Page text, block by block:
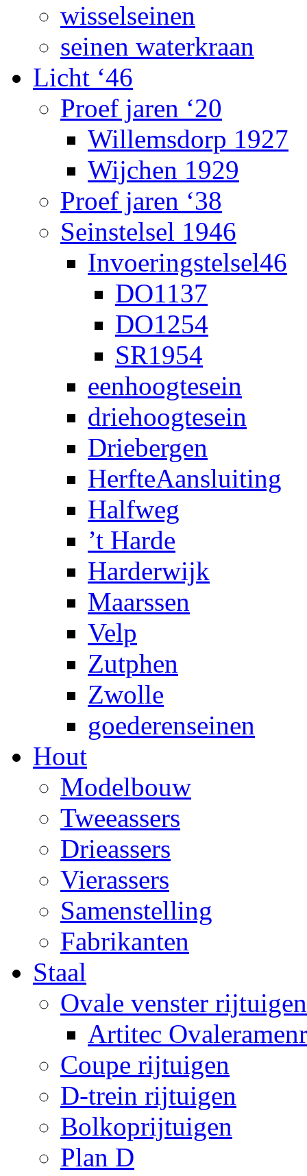
wisselseinen
seinen waterkraan
Licht ‘46
Proef jaren ‘20
Willemsdorp 1927
Wijchen 1929
Proef jaren ‘38
Seinstelsel 1946
Invoeringstelsel46
DO1137
DO1254
SR1954
eenhoogtesein
driehoogtesein
Driebergen
HerfteAansluiting
Halfweg
’t Harde
Harderwijk
Maarssen
Velp
Zutphen
Zwolle
goederenseinen
Hout
Modelbouw
Tweeassers
Drieassers
Vierassers
Samenstelling
Fabrikanten
Staal
Ovale venster rijtuigen
Artitec
Coupe rijtuigen
D-trein rijtuigen
Bolkoprijtuigen
Plan D